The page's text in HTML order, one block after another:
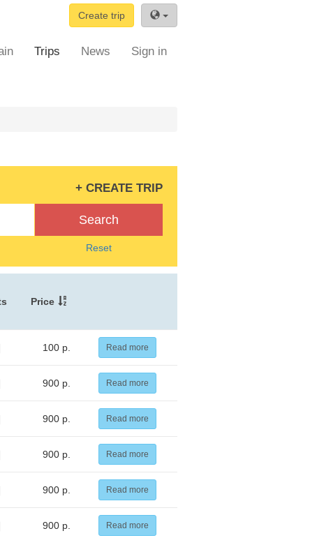
Create trip
Trips News Sign in
+ CREATE TRIP
Search
Reset
Price
100 р. Read more
900 р. Read more
900 р. Read more
900 р. Read more
900 р. Read more
900 р. Read more